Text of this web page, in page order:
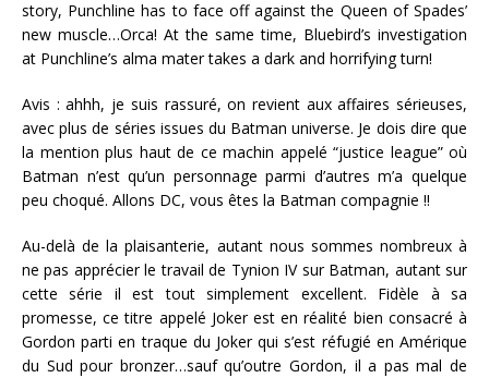
story, Punchline has to face off against the Queen of Spades’
new muscle…Orca! At the same time, Bluebird’s investigation
at Punchline’s alma mater takes a dark and horrifying turn!
Avis : ahhh, je suis rassuré, on revient aux affaires sérieuses,
avec plus de séries issues du Batman universe. Je dois dire que
la mention plus haut de ce machin appelé “justice league” où
Batman n’est qu’un personnage parmi d’autres m’a quelque
peu choqué. Allons DC, vous êtes la Batman compagnie !!
Au-delà de la plaisanterie, autant nous sommes nombreux à
ne pas apprécier le travail de Tynion IV sur Batman, autant sur
cette série il est tout simplement excellent. Fidèle à sa
promesse, ce titre appelé Joker est en réalité bien consacré à
Gordon parti en traque du Joker qui s’est réfugié en Amérique
du Sud pour bronzer…sauf qu’outre Gordon, il a pas mal de